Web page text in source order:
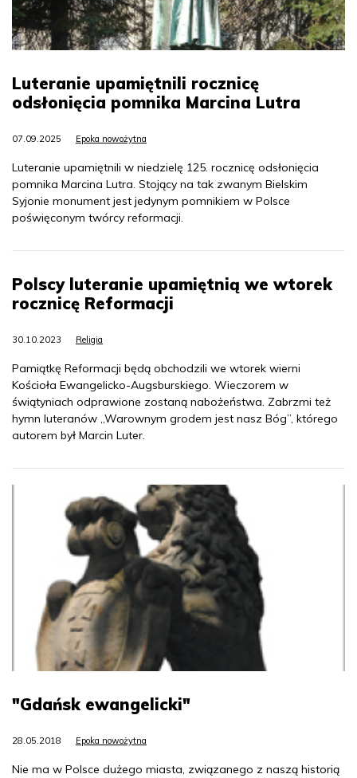
Luteranie upamiętnili rocznicę
odsłonięcia pomnika Marcina Lutra
07.09.2025 Epoka nowożytna
Luteranie upamiętnili w niedzielę 125. rocznicę odsłonięcia
pomnika Marcina Lutra. Stojący na tak zwanym Bielskim
Syjonie monument jest jedynym pomnikiem w Polsce
poświęconym twórcy reformacji.
Polscy luteranie upamiętnią we wtorek
rocznicę Reformacji
30.10.2023 Religia
Pamiątkę Reformacji będą obchodzili we wtorek wierni
Kościoła Ewangelicko-Augsburskiego. Wieczorem w
świątyniach odprawione zostaną nabożeństwa. Zabrzmi też
hymn luteranów „Warownym grodem jest nasz Bóg”, którego
autorem był Marcin Luter.
"Gdańsk ewangelicki"
28.05.2018 Epoka nowożytna
Nie ma w Polsce dużego miasta, związanego z naszą historią